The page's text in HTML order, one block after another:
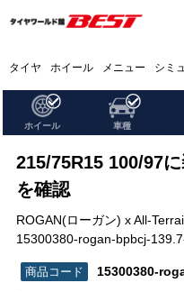
タイヤ ホイール メニュー シミ
ホイール 車種
215/75R15 100/97
を確認
ROGAN(ローガン) x All-
15300380-rogan-bpbcj-
15300380-